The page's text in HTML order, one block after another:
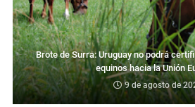
Brote de Surra: Uruguay no podrá
equinos hacia la Unión
9 de agosto de